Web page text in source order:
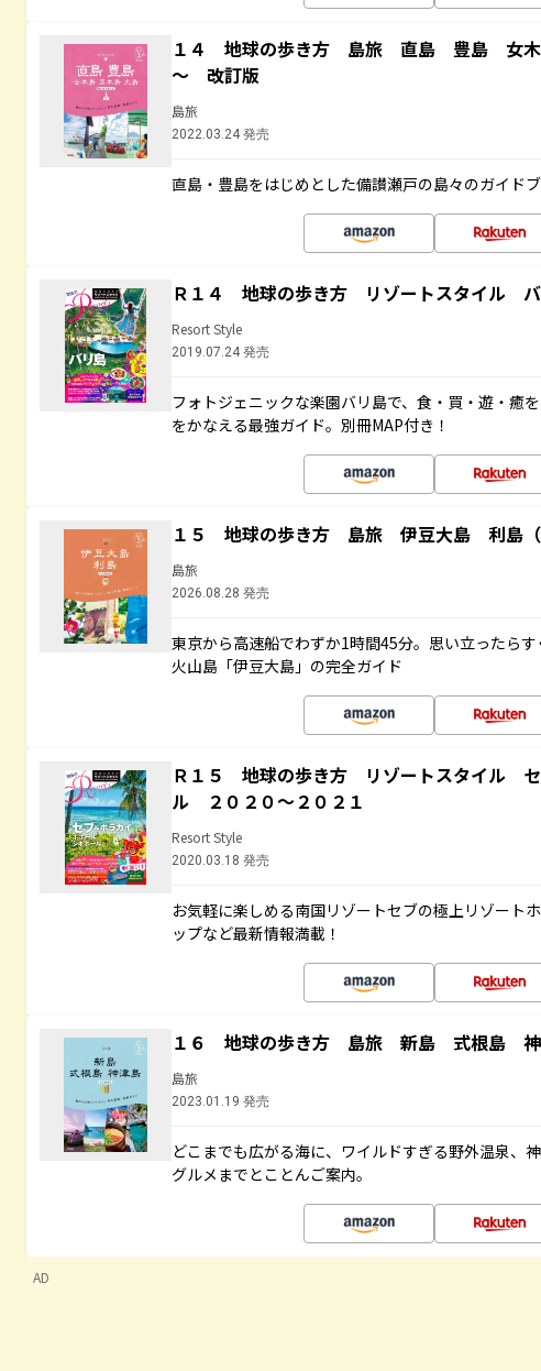
１４ 地球の歩き方 島旅 直島 豊島 女木
～ 改訂版
島旅
2022.03.24 発売
直島・豊島をはじめとした備讃瀬戸の島々のガイド
Ｒ１４ 地球の歩き方 リゾートスタイル
Resort Style
2019.07.24 発売
フォトジェニックな楽園バリ島で、食・買・遊・癒
をかなえる最強ガイド。別冊MAP付き！
１５ 地球の歩き方 島旅 伊豆大島 利島（
島旅
2026.08.28 発売
東京から高速船でわずか1時間45分。思い立ったら
火山島「伊豆大島」の完全ガイド
Ｒ１５ 地球の歩き方 リゾートスタイル
ル ２０２０～２０２１
Resort Style
2020.03.18 発売
お気軽に楽しめる南国リゾートセブの極上リゾート
ップなど最新情報満載！
１６ 地球の歩き方 島旅 新島 式根島 神
島旅
2023.01.19 発売
どこまでも広がる海に、ワイルドすぎる野外温泉、
グルメまでとことんご案内。
AD